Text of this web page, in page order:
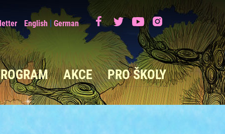
English |German
AKCE PRO ŠKOLY